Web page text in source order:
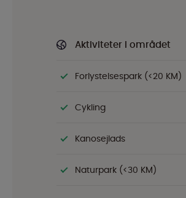
Aktiviteter i området
Forlystelsespark (<20 KM)
Cykling
Kanosejlads
Naturpark (<30 KM)